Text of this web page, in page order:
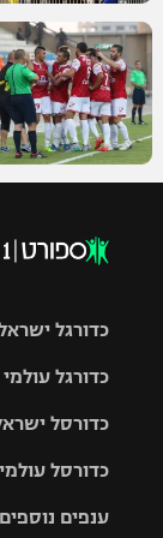
רשיון להקרנה
הצטרפות
לוח דרושים –
המגזין
כדורגל
גביע
כדורגל עולמי
האלופות
ליגה
כדורסל
סל
כדורסל עולמי
ענפים נוספים